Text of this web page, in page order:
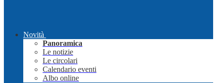
Novità
Panoramica
Le notizie
Le circolari
Calendario eventi
Albo online